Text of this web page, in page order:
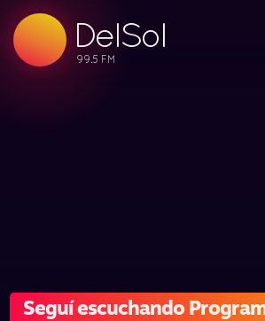
DelSol
99.5 FM
99.5 FM
99.5 FM
Seguí escuchando